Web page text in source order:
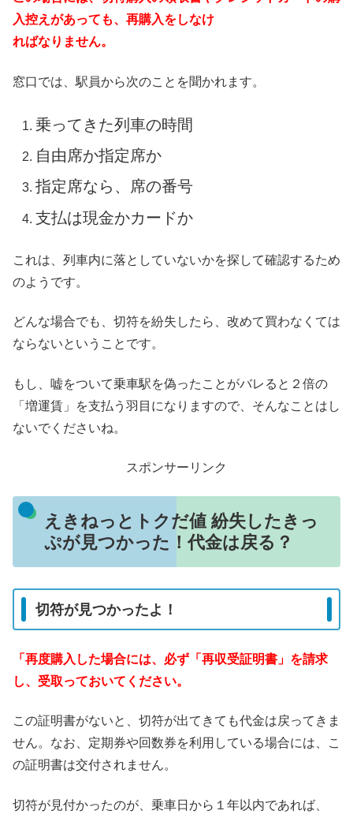
入控えがあっても、再購入をしなけ
ればなりません。
窓口では、駅員から次のことを聞かれます。
乗ってきた列車の時間
自由席か指定席か
指定席なら、席の番号
支払は現金かカードか
これは、列車内に落としていないかを探して確認するため
のようです。
どんな場合でも、切符を紛失したら、改めて買わなくては
ならないということです。
もし、嘘をついて乗車駅を偽ったことがバレると２倍の
「増運賃」を支払う羽目になりますので、そんなことはし
ないでくださいね。
スポンサーリンク
えきねっとトクだ値 紛失したきっ
ぷが見つかった！代金は戻る？
切符が見つかったよ！
「再度購入した場合には、必ず「再収受証明書」を請求
し、受取っておいてください。
この証明書がないと、切符が出てきても代金は戻ってきま
せん。なお、定期券や回数券を利用している場合には、こ
の証明書は交付されません。
切符が見付かったのが、乗車日から１年以内であれば、